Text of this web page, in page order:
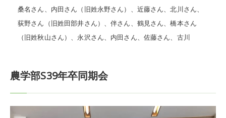
桑名さん、内田さん（旧姓永野さん）、近藤さん、北川さん、
荻野さん（旧姓田部井さん）、伴さん、鶴見さん、橋本さん
（旧姓秋山さん）、永沢さん、内田さん、佐藤さん、古川
農学部S39年卒同期会